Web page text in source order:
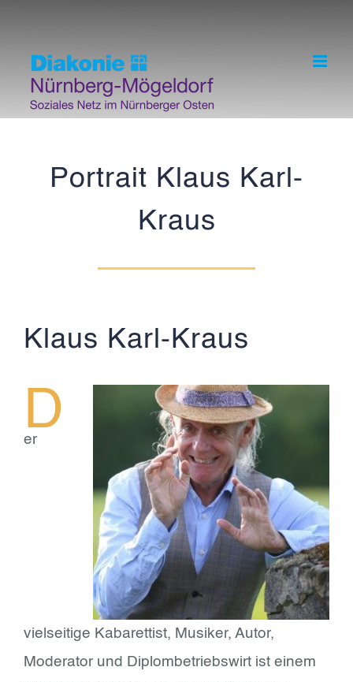
content
Portrait Klaus Karl-
Kraus
Klaus Karl-Kraus
D
er
vielseitige Kabarettist, Musiker, Autor,
Moderator und Diplombetriebswirt ist einem